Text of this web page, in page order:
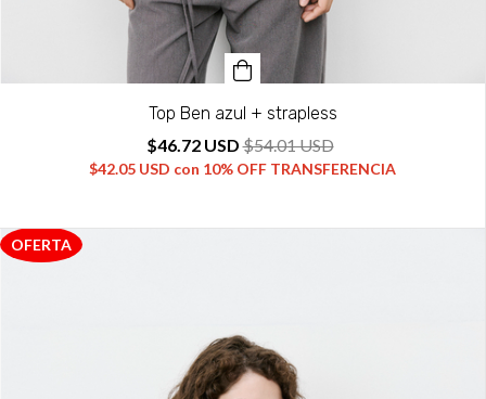
Top Ben azul + strapless
$46.72 USD$54.01 USD
$42.05 USD con 10% OFF TRANSFERENCIA